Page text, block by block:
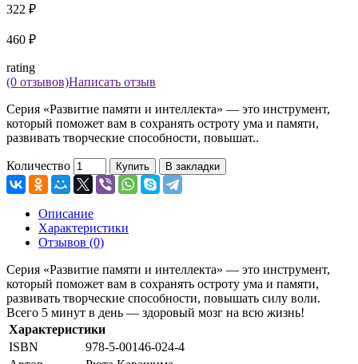
322 ₽
460 ₽
rating
(0 отзывов)Написать отзыв
Серия «Развитие памяти и интеллекта» — это инструмент,
который поможет вам в сохранять остроту ума и памяти,
развивать творческие способности, повышат..
Количество Купить В закладки
Описание
Характеристики
Отзывов (0)
Серия «Развитие памяти и интеллекта» — это инструмент,
который поможет вам в сохранять остроту ума и памяти,
развивать творческие способности, повышать силу воли.
Всего 5 минут в день — здоровый мозг на всю жизнь!
Характеристики
ISBN
978-5-00146-024-4